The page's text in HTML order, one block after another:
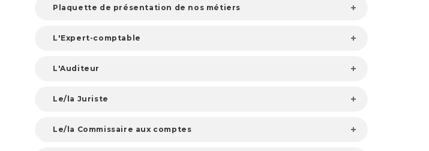
Plaquette de présentation de nos métiers
L'Expert-comptable
L'Auditeur
Le/la Juriste
Le/la Commissaire aux comptes